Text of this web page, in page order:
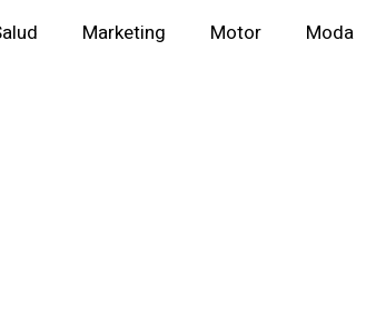
Marketing Motor Moda